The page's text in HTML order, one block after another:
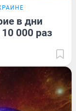
в дни
000 раз